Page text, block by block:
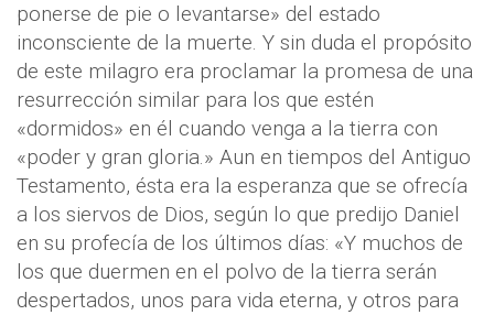
ponerse de pie o levantarse» del estado
inconsciente de la muerte. Y sin duda el propósito
de este milagro era proclamar la promesa de una
resurrección similar para los que estén
«dormidos» en él cuando venga a la tierra con
«poder y gran gloria.» Aun en tiempos del Antiguo
Testamento, ésta era la esperanza que se ofrecía
a los siervos de Dios, según lo que predijo Daniel
en su profecía de los últimos días: «Y muchos de
los que duermen en el polvo de la tierra serán
despertados, unos para vida eterna, y otros para